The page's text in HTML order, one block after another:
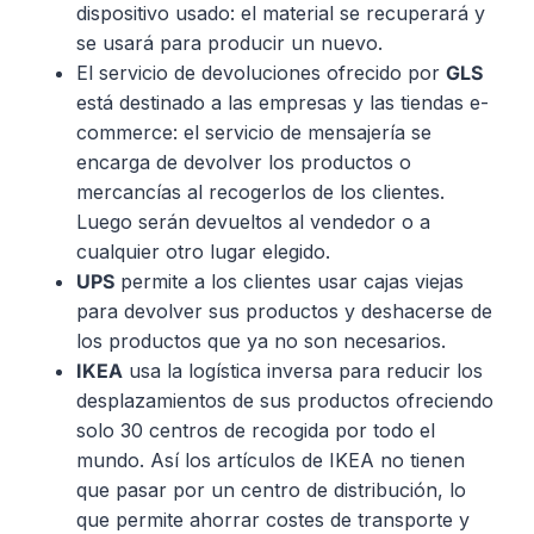
dispositivo usado: el material se recuperará y
se usará para producir un nuevo.
El servicio de devoluciones ofrecido por GLS
está destinado a las empresas y las tiendas e-
commerce: el servicio de mensajería se
encarga de devolver los productos o
mercancías al recogerlos de los clientes.
Luego serán devueltos al vendedor o a
cualquier otro lugar elegido.
UPS permite a los clientes usar cajas viejas
para devolver sus productos y deshacerse de
los productos que ya no son necesarios.
IKEA usa la logística inversa para reducir los
desplazamientos de sus productos ofreciendo
solo 30 centros de recogida por todo el
mundo. Así los artículos de IKEA no tienen
que pasar por un centro de distribución, lo
que permite ahorrar costes de transporte y